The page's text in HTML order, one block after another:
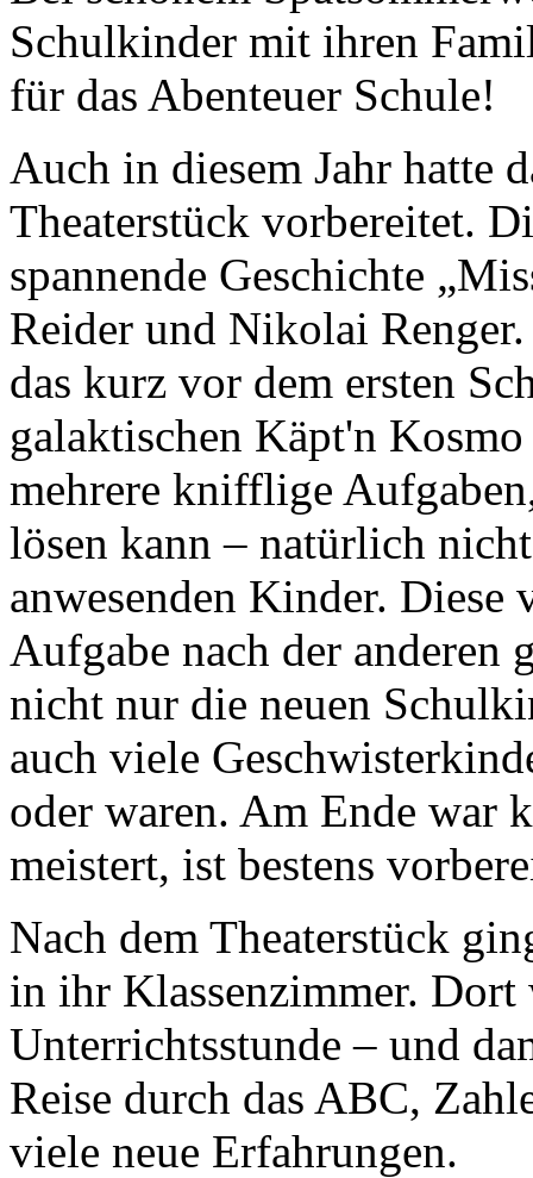
Schulkinder mit ihren
für das Abenteuer Schule!
Auch in diesem Jahr hatte
Theaterstück vorbereitet.
spannende Geschichte
Reider und Nikolai
das kurz vor dem ersten
galaktischen Käpt'n
mehrere knifflige
lösen kann – natürlich
anwesenden Kinder. Diese
Aufgabe nach der anderen
nicht nur die neuen
auch viele
oder waren. Am Ende war
meistert, ist bestens
Nach dem Theaterstück
in ihr Klassenzimmer. Dort
Unterrichtsstunde – und
Reise durch das ABC,
viele neue Erfahrungen.